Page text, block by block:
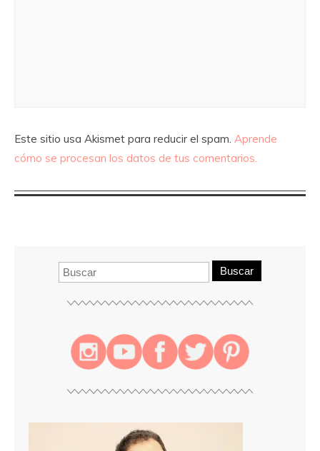
Este sitio usa Akismet para reducir el spam. Aprende
cómo se procesan los datos de tus comentarios.
Buscar